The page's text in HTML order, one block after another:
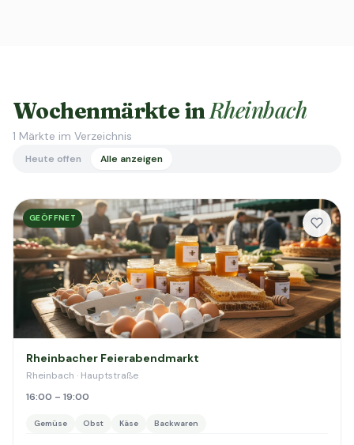
Wochenmärkte inRheinbach
1 Märkte im Verzeichnis
Heute offen Alle anzeigen
GEÖFFNET
Rheinbacher Feierabendmarkt
Rheinbach · Hauptstraße
16:00 – 19:00
Gemüse Obst Käse Backwaren